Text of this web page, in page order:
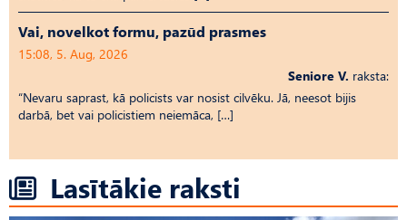
Vai, novelkot formu, pazūd prasmes
15:08, 5. Aug, 2026
Seniore V. raksta:
“Nevaru saprast, kā policists var nosist cilvēku. Jā, neesot bijis
darbā, bet vai policistiem neiemāca, […]
Lasītākie raksti